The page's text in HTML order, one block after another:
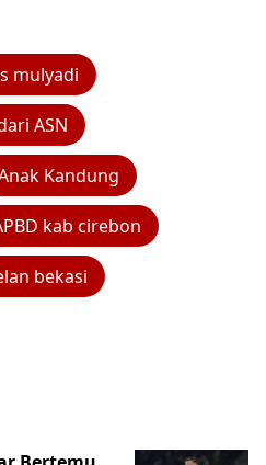
mulyadi
ASN
Kandung
kab cirebon
bekasi